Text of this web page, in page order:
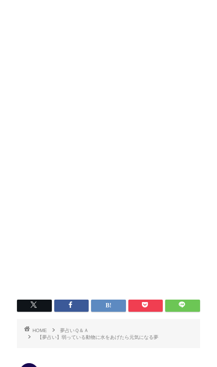
HOME
夢占いＱ＆Ａ
【夢占い】弱っている動物に水をあげたら元気になる夢